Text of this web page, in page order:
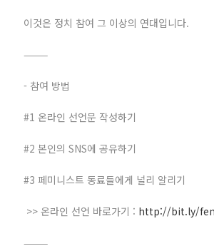
이것은 정치 참여 그 이상의 연대입니다.
⸻
- 참여 방법
#1 온라인 선언문 작성하기
#2 본인의 SNS에 공유하기
#3 페미니스트 동료들에게 널리 알리기
>> 온라인 선언 바로가기 : http://bit.ly/
⸻